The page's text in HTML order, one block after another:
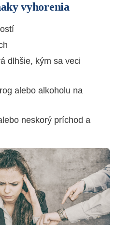
vyhorenia
dlhšie, kým sa veci
alebo alkoholu na
neskorý príchod a